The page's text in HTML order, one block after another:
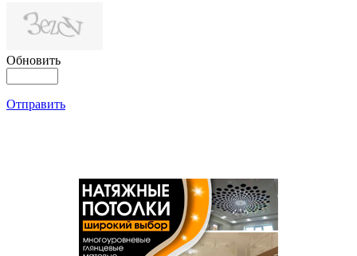
Обновить
Отправить